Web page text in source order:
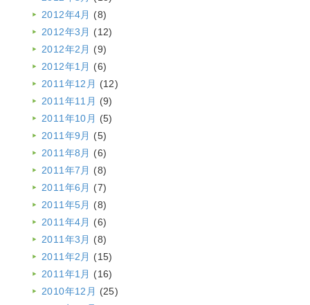
2012年4月 (8)
2012年3月 (12)
2012年2月 (9)
2012年1月 (6)
2011年12月 (12)
2011年11月 (9)
2011年10月 (5)
2011年9月 (5)
2011年8月 (6)
2011年7月 (8)
2011年6月 (7)
2011年5月 (8)
2011年4月 (6)
2011年3月 (8)
2011年2月 (15)
2011年1月 (16)
2010年12月 (25)